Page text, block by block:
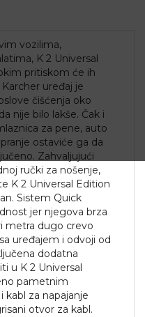
vozilima,
K 2 Universal
pritiskom će ih
uređaj je
čišćenja oko
nije bilo lakše. Čak i
za pene, auto
ostaviće ga da
Zahvaljujući
ručki za nošenje,
K 2 Universal Edition
Sistem Quick
jer njegova brza
metra dugo crevo
uređajem i odvoji od
dodatna
u K 2 Universal
pametnim
kabl za napajanje
otvor za kabl.